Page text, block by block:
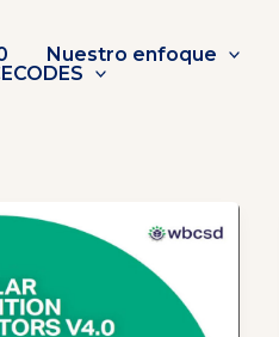
Nuestro enfoque